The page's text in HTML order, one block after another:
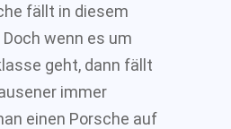
fällt in diesem
wenn es um
geht, dann fällt
immer
einen Porsche auf